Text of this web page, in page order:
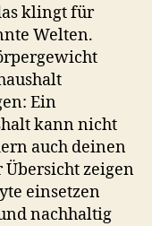
Wie
Elektrolyte
Gewichtsverlust
Natürlich
Beschleunigen
klingt für
Welten.
Ein
kann nicht
auch deinen
Übersicht zeigen
einsetzen
nachhaltig